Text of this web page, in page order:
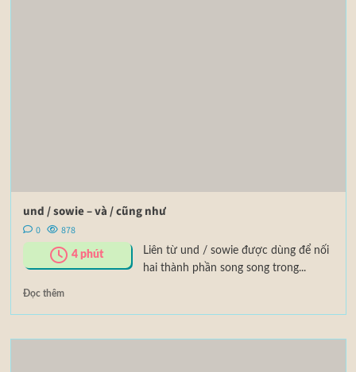
und / sowie – và / cũng như
0 878
4 phút
Liên từ und / sowie được dùng để nối
hai thành phần song song trong...
Đọc thêm